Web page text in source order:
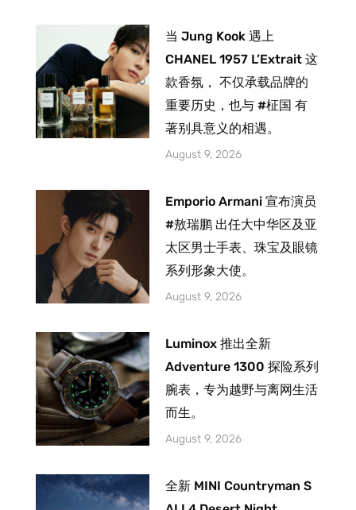
当 Jung Kook 遇上
CHANEL 1957 L’Extrait 这
款香氛， 不仅承载品牌的
重要历史，也与 #柾国 有
著别具意义的相遇。
August 9, 2026
Emporio Armani 宣布演员
#敖瑞鹏 出任大中华区及亚
太区男士手表、珠宝及眼镜
系列形象大使。
August 9, 2026
Luminox 推出全新
Adventure 1300 探险系列
腕表，专为越野与离网生活
而生。
August 9, 2026
全新 MINI Countryman S